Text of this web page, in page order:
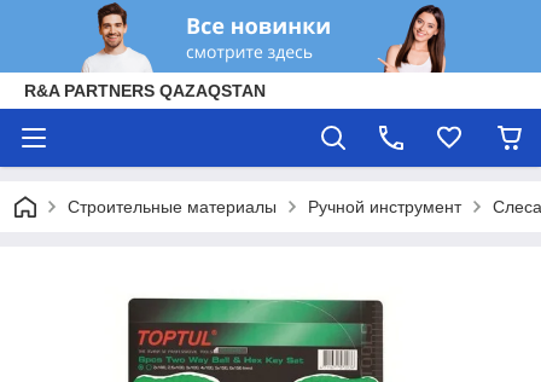
R&A PARTNERS QAZAQSTAN
Строительные материалы Ручной инструмент